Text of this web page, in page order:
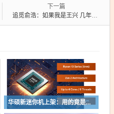
下一篇
追觅俞浩：如果我是王兴 几年前我会主动进攻阿里和字节
华硕新迷你机上架：用的竟是AMD Zen 2改名老芯片！